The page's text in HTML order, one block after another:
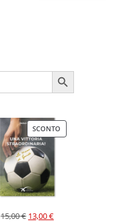
SEARCH BUTTON
SCONTO
15,00€ 13,00€